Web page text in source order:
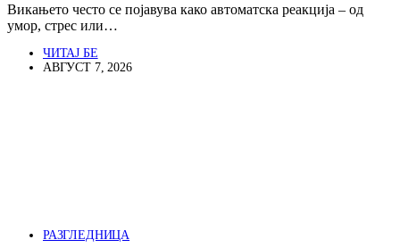
Викањето често се појавува како автоматска реакција – од
умор, стрес или…
ЧИТАЈ БЕ
АВГУСТ 7, 2026
РАЗГЛЕДНИЦА